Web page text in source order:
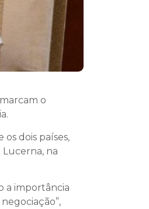
o
dois países,
na
a importância